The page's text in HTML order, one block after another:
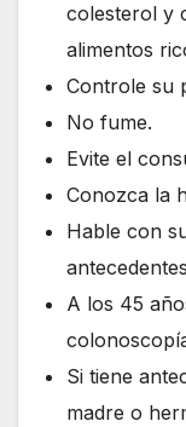
colesterol y
alimentos
Controle su
No fume.
Evite el
Conozca la
Hable con
A los 45
Si tiene
madre o